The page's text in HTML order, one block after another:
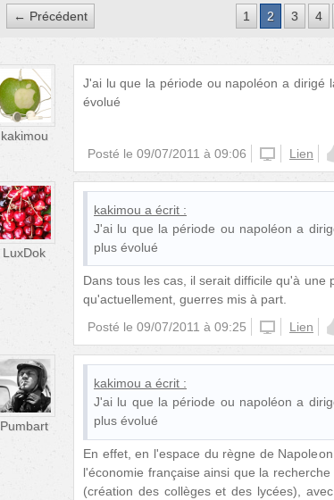
← Précédent 1 2 3 4
kakimou
J'ai lu que la période ou napoléon a dirigé
évolué
Posté le 09/07/2011 à 09:06 unknown
Lien
LuxDok
kakimou a écrit :
J'ai lu que la période ou napoléon a
plus évolué
Dans tous les cas, il serait difficile qu'à
qu'actuellement, guerres mis à part.
Posté le 09/07/2011 à 09:25 unknown
Lien
Pumbart
kakimou a écrit :
J'ai lu que la période ou napoléon a
plus évolué
En effet, en l'espace du règne de
l'économie française ainsi que la
(création des collèges et des lycées),